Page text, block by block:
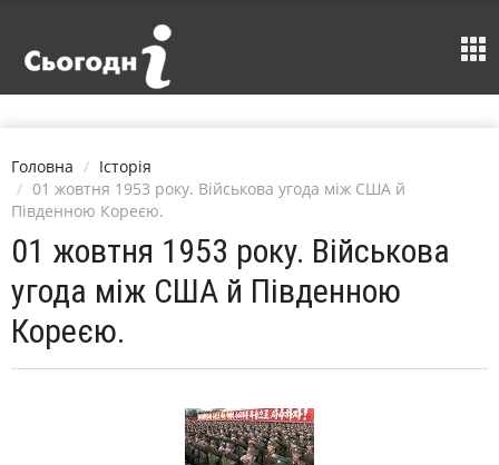
Головна
Історія
01 жовтня 1953 року. Військова угода між США й
Південною Кореєю.
01 жовтня 1953 року. Військова
угода між США й Південною
Кореєю.